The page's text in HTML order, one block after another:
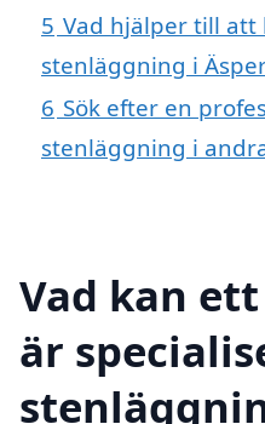
5 Vad hjälper till att
stenläggning i
6 Sök efter en
stenläggning i
Vad kan
är